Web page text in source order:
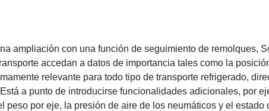
ampliación con una función de seguimiento de remolques,
accedan a datos de importancia tales como la
relevante para todo tipo de transporte refrigerado,
a punto de introducirse funcionalidades adicionales, por
peso por eje, la presión de aire de los neumáticos y el estado